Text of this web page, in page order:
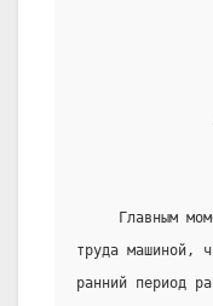
Главным
труда машиной,
ранний период